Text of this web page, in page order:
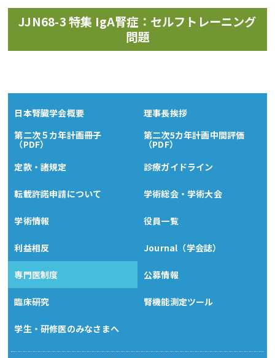
日本腎臓学会概要
理事長挨拶
第二次５カ年計画冊子
（PDF）
第二次5カ年計画中間評価
（PDF）
定款・諸規定
診療ガイドライン
転載許諾申請について 学術総会・学術大会
学術情報 役員一覧
利益相反 Journal（学会誌）
専門医制度 公募情報
臨床研究 腎機能測定ツール
学生・研修医のみなさまへ
JJN68-3 特集 IgA腎症：セルフトレーニング
問題